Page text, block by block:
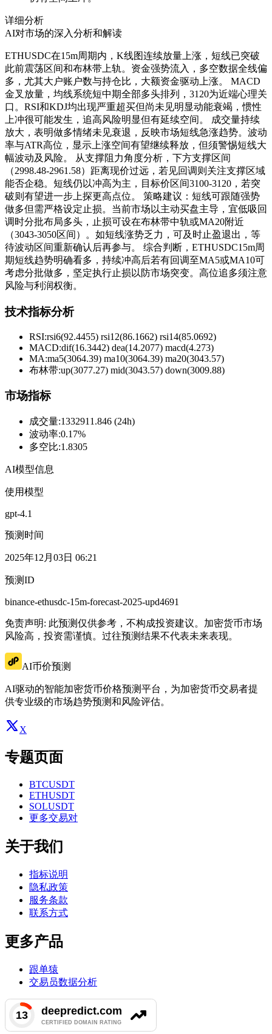
详细分析
AI对市场的深入分析和解读
ETHUSDC在15m周期内，K线图连续放量上涨，短线已突破
此前震荡区间和布林带上轨。资金强势流入，多空数据全线偏
多，尤其大户账户数与持仓比，大额资金驱动上涨。 MACD
金叉放量，均线系统短中期全部多头排列，3120为近端心理关
口。RSI和KDJ均出现严重超买但尚未见明显动能衰竭，惯性
上冲很可能发生，追高风险明显但有延续空间。 成交量持续
放大，表明做多情绪未见衰退，反映市场短线急涨趋势。波动
率与ATR高位，显示上涨空间有望继续释放，但须警惕短线大
幅波动及风险。 从支撑阻力角度分析，下方支撑区间
（2998.48-2961.58）距离现价过远，若见回调则关注支撑区域
能否企稳。短线仍以冲高为主，目标价区间3100-3120，若突
破则有望进一步上探更高点位。 策略建议：短线可跟随强势
做多但需严格设定止损。当前市场以主动买盘主导，宜低吸回
调时分批布局多头，止损可设在布林带中轨或MA20附近
（3043-3050区间）。如短线涨势乏力，可及时止盈退出，等
待波动区间重新确认后再参与。 综合判断，ETHUSDC15m周
期短线趋势明确看多，持续冲高后若有回调至MA5或MA10可
考虑分批做多，坚定执行止损以防市场突变。高位追多须注意
风险与利润权衡。
技术指标分析
RSI:rsi6(92.4455) rsi12(86.1662) rsi14(85.0692)
MACD:dif(16.3442) dea(14.2077) macd(4.273)
MA:ma5(3064.39) ma10(3064.39) ma20(3043.57)
布林带:up(3077.27) mid(3043.57) down(3009.88)
市场指标
成交量:1332911.846 (24h)
波动率:0.17%
多空比:1.8305
AI模型信息
使用模型
gpt-4.1
预测时间
2025年12月03日 06:21
预测ID
binance-ethusdc-15m-forecast-2025-upd4691
免责声明: 此预测仅供参考，不构成投资建议。加密货币市场
风险高，投资需谨慎。过往预测结果不代表未来表现。
AI币价预测
AI驱动的智能加密货币价格预测平台，为加密货币交易者提
供专业级的市场趋势预测和风险评估。
X
专题页面
BTCUSDT
ETHUSDT
SOLUSDT
更多交易对
关于我们
指标说明
隐私政策
服务条款
联系方式
更多产品
跟单猿
交易员数据分析